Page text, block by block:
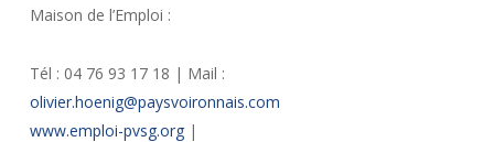
Maison de l’Emploi :
Tél : 04 76 93 17 18 | Mail :
olivier.hoenig@paysvoironnais.com
www.emploi-pvsg.org|